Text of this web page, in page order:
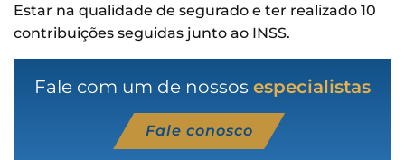
Estar na qualidade de segurado e ter realizado 10
contribuições seguidas junto ao INSS.
Fale com um de nossos especialistas
Fale conosco